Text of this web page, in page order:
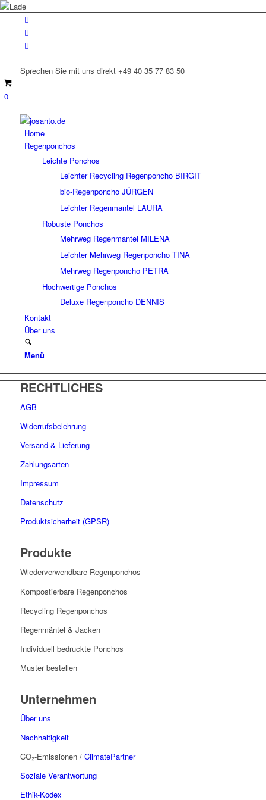
Sprechen Sie mit uns direkt +49 40 35 77 83 50
0
Home
Regenponchos
Leichte Ponchos
Leichter Recycling Regenponcho BIRGIT
bio-Regenponcho JÜRGEN
Leichter Regenmantel LAURA
Robuste Ponchos
Mehrweg Regenmantel MILENA
Leichter Mehrweg Regenponcho TINA
Mehrweg Regenponcho PETRA
Hochwertige Ponchos
Deluxe Regenponcho DENNIS
Kontakt
Über uns
Menü
RECHTLICHES
AGB
Widerrufsbelehrung
Versand & Lieferung
Zahlungsarten
Impressum
Datenschutz
Produktsicherheit (GPSR)
Produkte
Wiederverwendbare Regenponchos
Kompostierbare Regenponchos
Recycling Regenponchos
Regenmäntel & Jacken
Individuell bedruckte Ponchos
Muster bestellen
Unternehmen
Über uns
Nachhaltigkeit
CO₂-Emissionen / ClimatePartner
Soziale Verantwortung
Ethik-Kodex